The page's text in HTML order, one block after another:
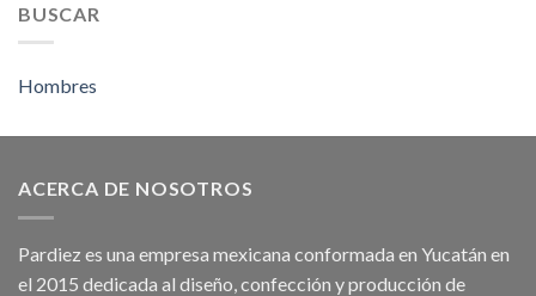
BUSCAR
Hombres
ACERCA DE NOSOTROS
Pardiez es una empresa mexicana conformada en Yucatán en
el 2015 dedicada al diseño, confección y producción de